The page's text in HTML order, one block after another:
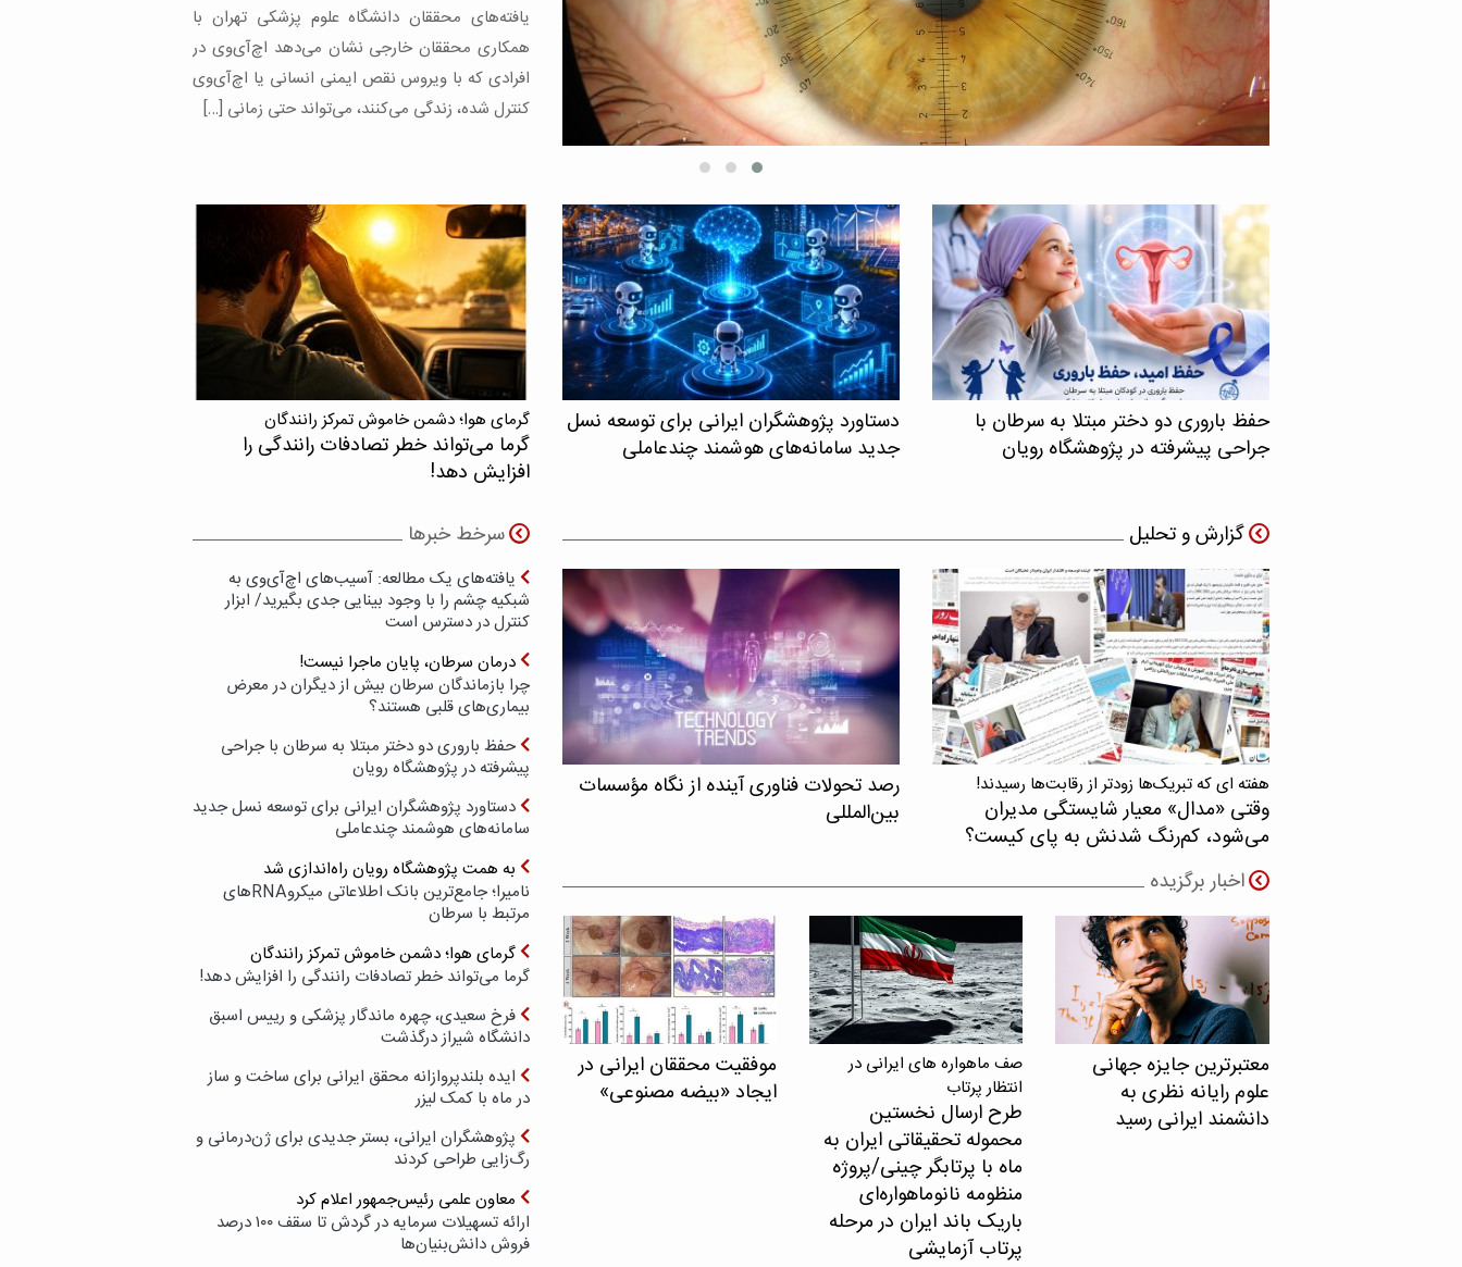
قلبی‌عروقی که امروزه به یکی از مهم‌ترین علل بیماری
و مرگ در این گروه تبدیل […]
حفظ باروری دو دختر مبتلا به سرطان با
جراحی پیشرفته در پژوهشگاه رویان
دستاورد پژوهشگران ایرانی برای توسعه نسل
جدید سامانه‌های هوشمند چندعاملی
گرمای هوا؛ دشمن خاموش تمرکز رانندگان
گرما می‌تواند خطر تصادفات رانندگی را
افزایش دهد!
گزارش و تحلیل
هفته ای که تبریک‌ها زودتر از رقابت‌ها رسیدند!
وقتی «مدال‌» معیار شایستگی مدیران
می‌شود، کم‌رنگ شدنش به پای کیست؟
رصد تحولات فناوری آینده از نگاه مؤسسات
بین‌المللی
اخبار برگزیده
معتبرترین جایزه جهانی
علوم رایانه نظری به
دانشمند ایرانی رسید
صف ماهواره های ایرانی در
انتظار پرتاب
طرح ارسال نخستین
محموله تحقیقاتی ایران به
ماه با پرتابگر چینی/پروژه
منظومه نانوماهواره‌ای
باریک باند ایران در مرحله
پرتاب آزمایشی
موفقیت محققان ایرانی در
ایجاد «بیضه مصنوعی»
سرخط خبرها
یافته‌های یک مطالعه: آسیب‌های اچ‌آی‌وی به
شبکیه چشم را با وجود بینایی جدی بگیرید/ ابزار
کنترل در دسترس است
درمان سرطان، پایان ماجرا نیست!
چرا بازماندگان سرطان بیش از دیگران در معرض
بیماری‌های قلبی هستند؟
حفظ باروری دو دختر مبتلا به سرطان با جراحی
پیشرفته در پژوهشگاه رویان
دستاورد پژوهشگران ایرانی برای توسعه نسل جدید
سامانه‌های هوشمند چندعاملی
به همت پژوهشگاه رویان راه‌اندازی شد
نامیرا؛ جامع‌ترین بانک اطلاعاتی میکروRNAهای
مرتبط با سرطان
گرمای هوا؛ دشمن خاموش تمرکز رانندگان
گرما می‌تواند خطر تصادفات رانندگی را افزایش دهد!
فرخ سعیدی، چهره ماندگار پزشکی و رییس اسبق
دانشگاه شیراز درگذشت
ایده بلندپروازانه محقق ایرانی برای ساخت و ساز
در ماه با کمک لیزر
پژوهشگران ایرانی، بستر جدیدی برای ژن‌درمانی و
رگ‌زایی طراحی کردند
معاون علمی رئیس‌جمهور اعلام کرد
ارائه تسهیلات سرمایه در گردش تا سقف ۱۰۰ درصد
فروش دانش‌بنیان‌ها